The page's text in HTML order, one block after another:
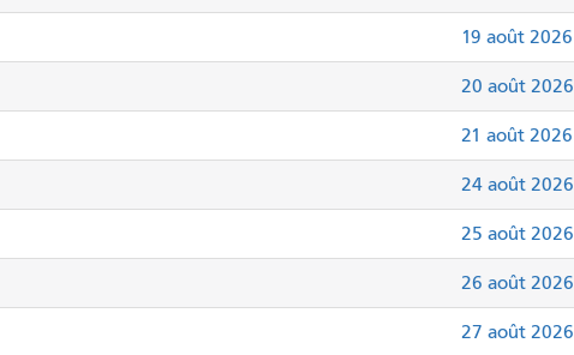
19 août 2026
20 août 2026
21 août 2026
24 août 2026
25 août 2026
26 août 2026
27 août 2026